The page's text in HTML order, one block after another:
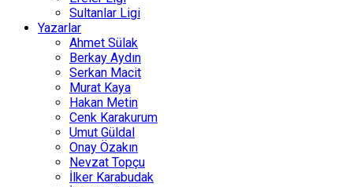
Sultanlar Ligi
Yazarlar
Ahmet Sülak
Berkay Aydın
Serkan Macit
Murat Kaya
Hakan Metin
Cenk Karakurum
Umut Güldal
Onay Özakın
Nevzat Topçu
İlker Karabudak